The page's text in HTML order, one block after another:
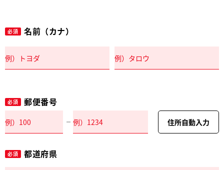
必須 名前（カナ）
必須 郵便番号
住所自動入力
必須 都道府県